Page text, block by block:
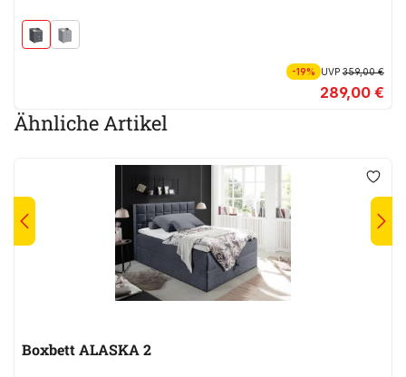
-19% UVP359,00 €
289,00 €
Ähnliche Artikel
Boxbett ALASKA 2